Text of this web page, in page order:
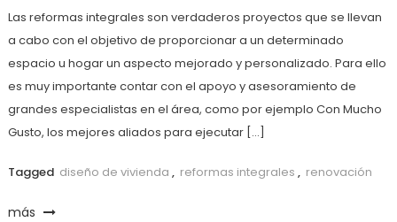
Las reformas integrales son verdaderos proyectos que se llevan
a cabo con el objetivo de proporcionar a un determinado
espacio u hogar un aspecto mejorado y personalizado. Para ello
es muy importante contar con el apoyo y asesoramiento de
grandes especialistas en el área, como por ejemplo Con Mucho
Gusto, los mejores aliados para ejecutar […]
Tagged diseño de vivienda , reformas integrales , renovación
más